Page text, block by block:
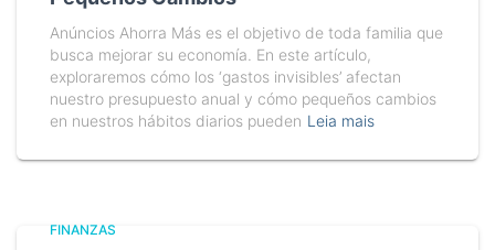
Anúncios Ahorra Más es el objetivo de toda familia que
busca mejorar su economía. En este artículo,
exploraremos cómo los ‘gastos invisibles’ afectan
nuestro presupuesto anual y cómo pequeños cambios
en nuestros hábitos diarios pueden Leia mais
FINANZAS